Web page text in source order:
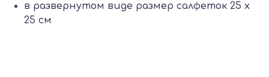
в развернутом виде размер салфеток 25 х
25 см